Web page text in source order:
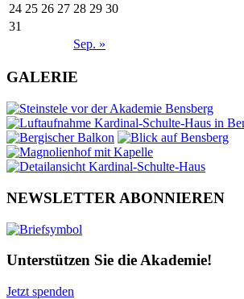
Sep. »
24 25 26 27 28 29 30
31
GALERIE
NEWSLETTER ABONNIEREN
Unterstützen Sie die Akademie!
Jetzt spenden